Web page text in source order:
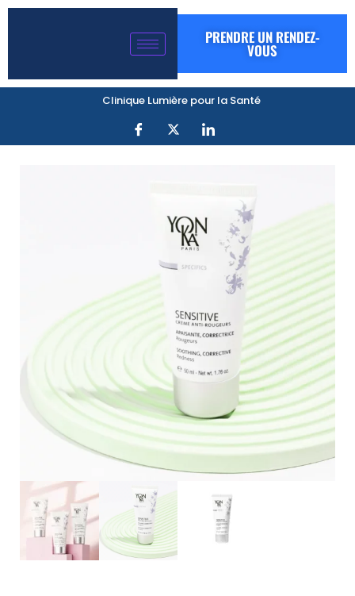
PRENDRE UN RENDEZ-
VOUS
Clinique Lumière pour la Santé